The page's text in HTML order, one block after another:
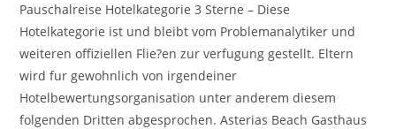
Pauschalreise Hotelkategorie 3 Sterne – Diese
Hotelkategorie ist und bleibt vom Problemanalytiker und
weiteren offiziellen Flie?en zur verfugung gestellt. Eltern
wird fur gewohnlich von irgendeiner
Hotelbewertungsorganisation unter anderem diesem
folgenden Dritten abgesprochen. Asterias Beach Gasthaus